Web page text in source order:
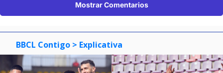
Mostrar Comentarios
BBCL Contigo > Explicativa